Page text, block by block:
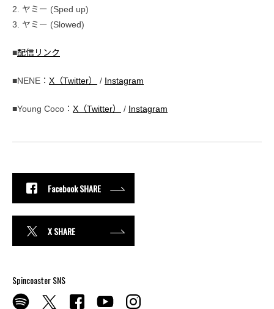
2. ヤミー (Sped up)
3. ヤミー (Slowed)
■配信リンク
■NENE： X（Twitter） / Instagram
■Young Coco： X（Twitter） / Instagram
Facebook SHARE
X SHARE
Spincoaster SNS